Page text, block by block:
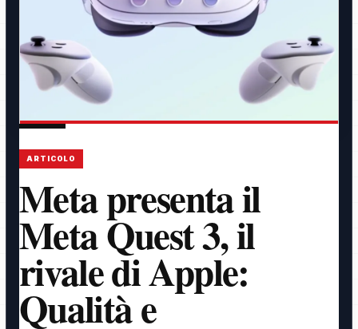
ARTICOLO
Meta presenta il
Meta Quest 3, il
rivale di Apple:
Qualità e